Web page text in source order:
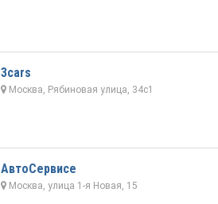
3cars
Москва, Рябиновая улица, 34с1
АвтоСервисе
Москва, улица 1-я Новая, 15